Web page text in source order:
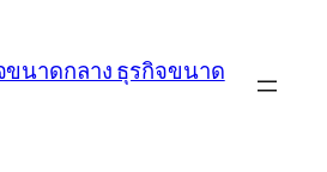
ขนาดกลาง ธุรกิจขนาด